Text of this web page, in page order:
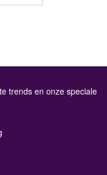
trends en onze speciale